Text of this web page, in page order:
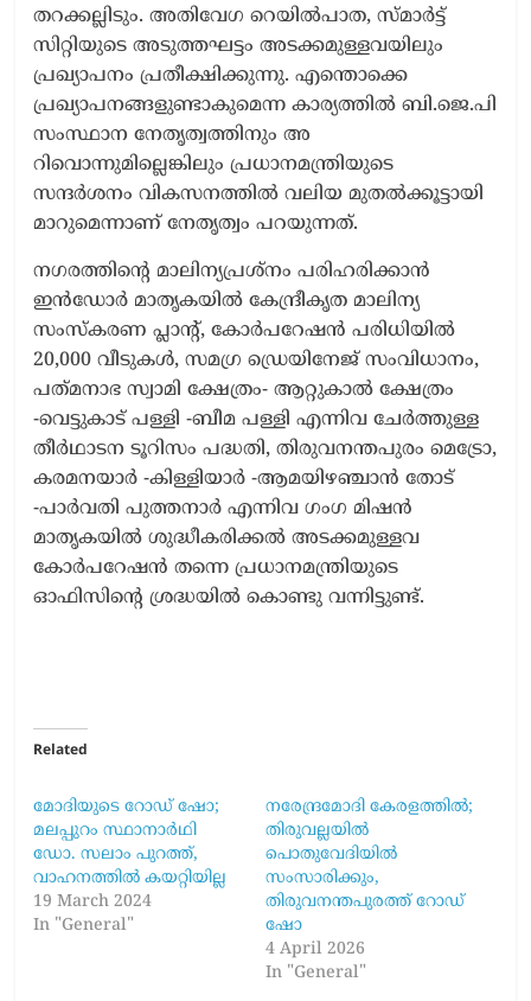
തറക്കല്ലിടും. അതിവേഗ റെയിൽപാത, സ്മാർട്ട്​
സിറ്റിയുടെ അടുത്തഘട്ടം അടക്കമുള്ളവയിലും
പ്രഖ്യാപനം പ്രതീക്ഷിക്കുന്നു. എന്തൊക്കെ
പ്രഖ്യാപനങ്ങളുണ്ടാകുമെന്ന കാര്യത്തിൽ ബി.ജെ.പി
സംസ്ഥാന നേതൃത്വത്തിനും അ
റിവൊന്നുമില്ലെങ്കിലും പ്രധാനമന്ത്രിയുടെ
സന്ദർശനം വികസനത്തിൽ വലിയ മുതൽക്കൂട്ടായി
മാറു​മെന്നാണ്​ നേതൃത്വം പറയുന്നത്​. ​
നഗരത്തിന്‍റെ മാലിന്യപ്രശ്നം പരിഹരിക്കാൻ
ഇൻഡോർ മാതൃകയിൽ കേന്ദ്രീകൃത മാലിന്യ
സംസ്കരണ പ്ലാന്‍റ്​, കോർപറേഷൻ പരിധിയിൽ
20,000 വീടുകൾ, സമഗ്ര ഡ്രെയിനേജ്​ സംവിധാനം,
പത്​മനാഭ സ്വാമി ക്ഷേ​ത്രം- ആറ്റുകാൽ ക്ഷേത്രം
-വെട്ടുകാട്​ പള്ളി -ബീമ പള്ളി എന്നിവ ചേർത്തുള്ള
തീർഥാടന ടൂറിസം പദ്ധതി, തിരുവനന്തപുരം മെട്രോ,
കരമനയാർ -കിള്ളിയാർ -ആമയിഴഞ്ചാൻ തോട്​
-പാർവതി പുത്തനാർ എന്നിവ ഗംഗ മിഷൻ
മാതൃകയിൽ ശുദ്ധീകരിക്കൽ അടക്കമുള്ളവ
കോർപറേഷൻ തന്നെ പ്രധാനമന്ത്രിയുടെ
ഓഫിസിന്‍റെ ശ്രദ്ധയിൽ കൊണ്ടു വന്നിട്ടുണ്ട്​.
Related
മോദിയുടെ റോഡ് ഷോ;
മലപ്പുറം സ്ഥാനാർഥി
ഡോ. സലാം പുറത്ത്,
വാഹനത്തിൽ കയറ്റിയില്ല
19 March 2024
In "General"
നരേന്ദ്രമോദി കേരളത്തിൽ;
തിരുവല്ലയിൽ
പൊതുവേദിയിൽ
സംസാരിക്കും,
തിരുവനന്തപുരത്ത് റോഡ്
ഷോ
4 April 2026
In "General"